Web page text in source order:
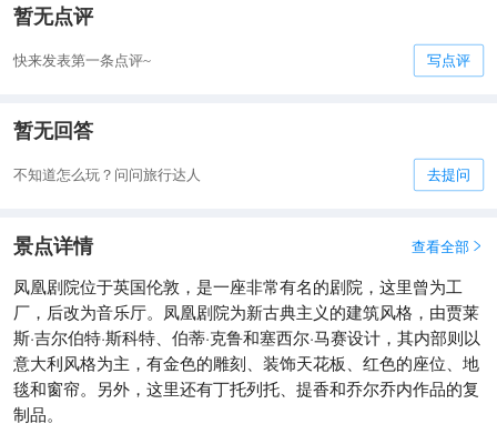
暂无点评
快来发表第一条点评~ 写点评
暂无回答
不知道怎么玩？问问旅行达人 去提问
景点详情 查看全部 
凤凰剧院位于英国伦敦，是一座非常有名的剧院，这里曾为工
厂，后改为音乐厅。凤凰剧院为新古典主义的建筑风格，由贾莱
斯·吉尔伯特·斯科特、伯蒂·克鲁和塞西尔·马赛设计，其内部则以
意大利风格为主，有金色的雕刻、装饰天花板、红色的座位、地
毯和窗帘。另外，这里还有丁托列托、提香和乔尔乔内作品的复
制品。